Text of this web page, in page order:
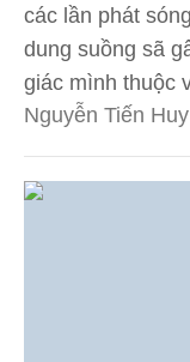
các lần phát
dung suồng sã
giác mình thuộc
Nguyễn Tiến Huy